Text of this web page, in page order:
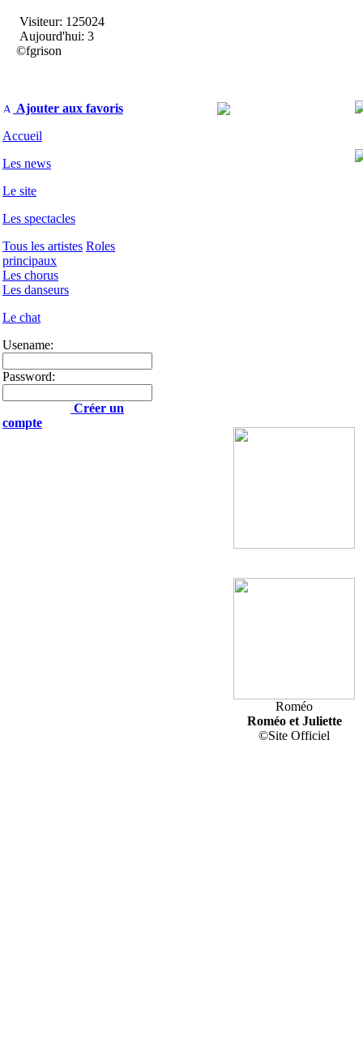
Visiteur: 125024
Aujourd'hui: 3
©fgrison
Ajouter aux favoris
Accueil
Les news
Le site
Les spectacles
Tous les artistes Roles
principaux
Les chorus
Les danseurs
Le chat
Usename:
Password:
Créer un
compte
Roméo
Roméo et Juliette
©Site Officiel